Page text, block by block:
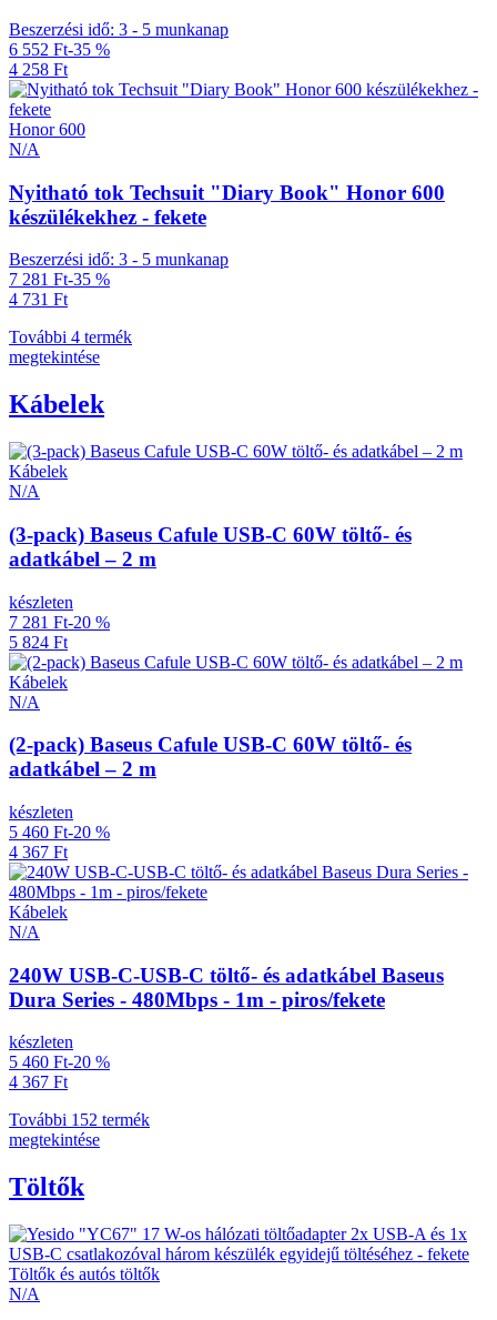
Beszerzési idő: 3 - 5 munkanap
6 552 Ft-35 %
4 258 Ft
Honor 600
N/A
Nyitható tok Techsuit "Diary Book" Honor 600
készülékekhez - fekete
Beszerzési idő: 3 - 5 munkanap
7 281 Ft-35 %
4 731 Ft
További 4 termék
megtekintése
Kábelek
Kábelek
N/A
(3-pack) Baseus Cafule USB-C 60W töltő- és
adatkábel – 2 m
készleten
7 281 Ft-20 %
5 824 Ft
Kábelek
N/A
(2-pack) Baseus Cafule USB-C 60W töltő- és
adatkábel – 2 m
készleten
5 460 Ft-20 %
4 367 Ft
Kábelek
N/A
240W USB-C-USB-C töltő- és adatkábel Baseus
Dura Series - 480Mbps - 1m - piros/fekete
készleten
5 460 Ft-20 %
4 367 Ft
További 152 termék
megtekintése
Töltők
Töltők és autós töltők
N/A